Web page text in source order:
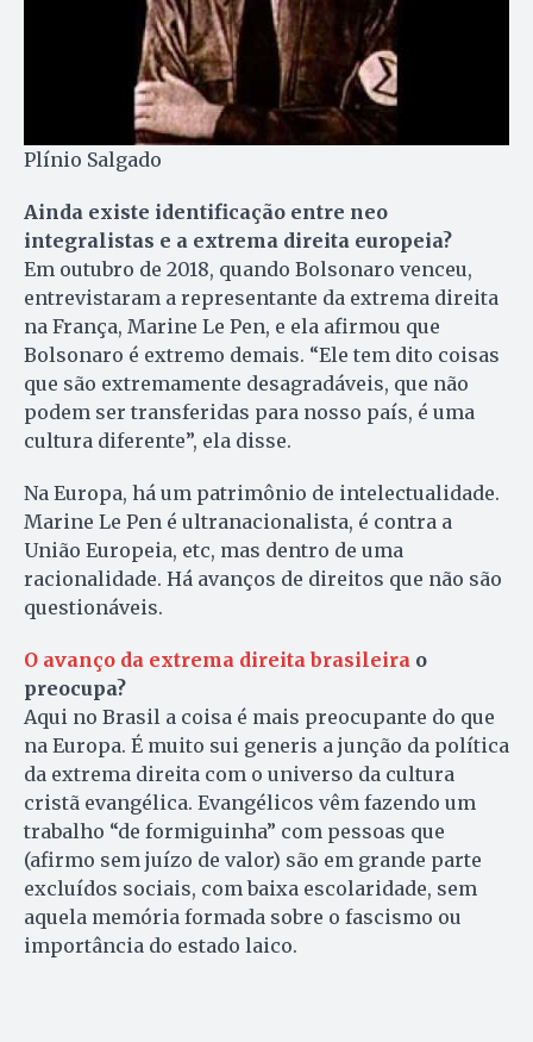
Plínio Salgado
Ainda existe identificação entre neo
integralistas e a extrema direita europeia?
Em outubro de 2018, quando Bolsonaro venceu,
entrevistaram a representante da extrema direita
na França, Marine Le Pen, e ela afirmou que
Bolsonaro é extremo demais. “Ele tem dito coisas
que são extremamente desagradáveis, que não
podem ser transferidas para nosso país, é uma
cultura diferente”, ela disse.
Na Europa, há um patrimônio de intelectualidade.
Marine Le Pen é ultranacionalista, é contra a
União Europeia, etc, mas dentro de uma
racionalidade. Há avanços de direitos que não são
questionáveis.
O avanço da extrema direita brasileira o
preocupa?
Aqui no Brasil a coisa é mais preocupante do que
na Europa. É muito sui generis a junção da política
da extrema direita com o universo da cultura
cristã evangélica. Evangélicos vêm fazendo um
trabalho “de formiguinha” com pessoas que
(afirmo sem juízo de valor) são em grande parte
excluídos sociais, com baixa escolaridade, sem
aquela memória formada sobre o fascismo ou
importância do estado laico.